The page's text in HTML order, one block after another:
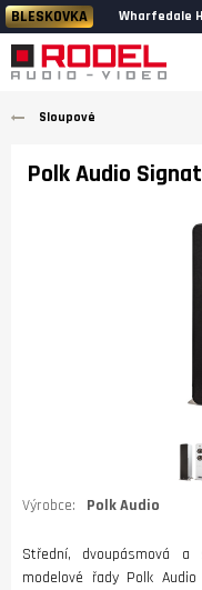
BLESKOVKA Wharfedale
Sloupové
Polk Audio
Výrobce: Polk Audio
Střední, dvoupásmová
modelové řady Polk